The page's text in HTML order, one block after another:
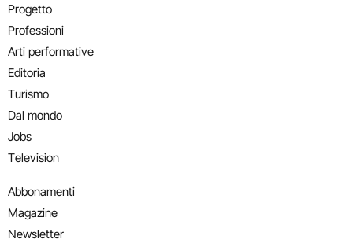
Progetto
Professioni
Arti performative
Editoria
Turismo
Dal mondo
Jobs
Television
Abbonamenti
Magazine
Newsletter